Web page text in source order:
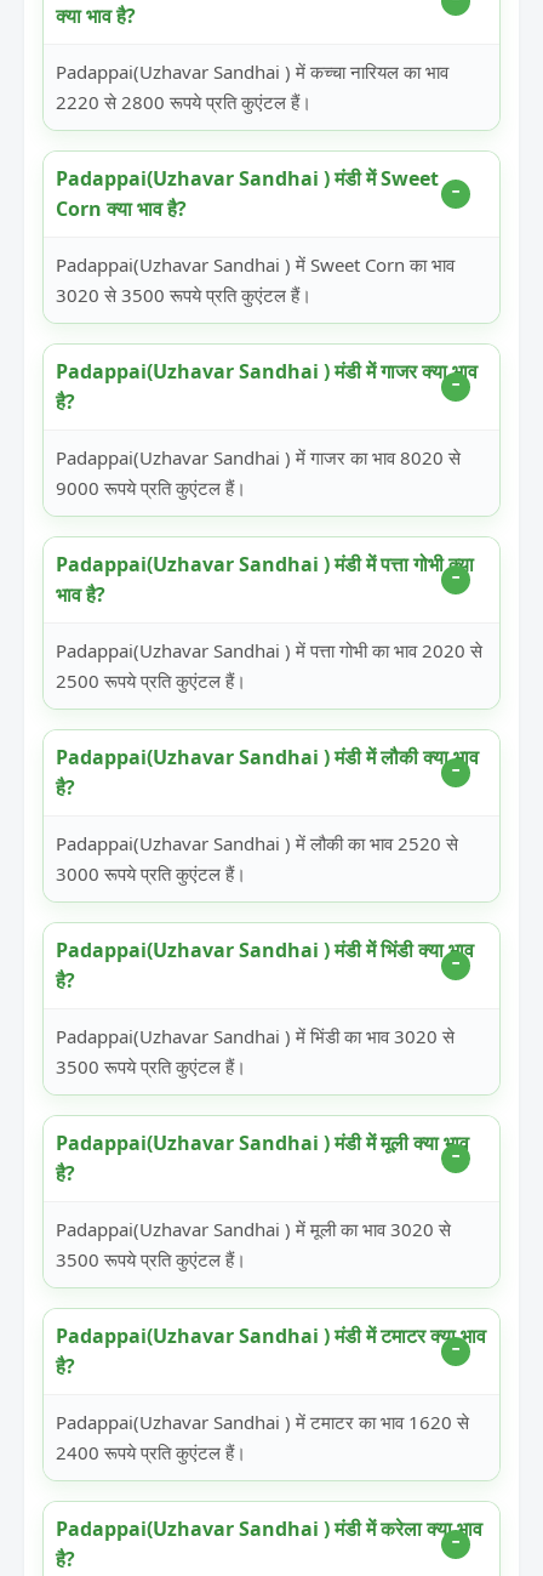
क्या भाव है?
Padappai(Uzhavar Sandhai ) में कच्चा नारियल का भाव
2220 से 2800 रूपये प्रति कुएंटल हैं।
Padappai(Uzhavar Sandhai ) मंडी में Sweet
Corn क्या भाव है?
Padappai(Uzhavar Sandhai ) में Sweet Corn का भाव
3020 से 3500 रूपये प्रति कुएंटल हैं।
Padappai(Uzhavar Sandhai ) मंडी में गाजर क्या भाव
है?
Padappai(Uzhavar Sandhai ) में गाजर का भाव 8020 से
9000 रूपये प्रति कुएंटल हैं।
Padappai(Uzhavar Sandhai ) मंडी में पत्ता गोभी क्या
भाव है?
Padappai(Uzhavar Sandhai ) में पत्ता गोभी का भाव 2020 से
2500 रूपये प्रति कुएंटल हैं।
Padappai(Uzhavar Sandhai ) मंडी में लौकी क्या भाव
है?
Padappai(Uzhavar Sandhai ) में लौकी का भाव 2520 से
3000 रूपये प्रति कुएंटल हैं।
Padappai(Uzhavar Sandhai ) मंडी में भिंडी क्या भाव
है?
Padappai(Uzhavar Sandhai ) में भिंडी का भाव 3020 से
3500 रूपये प्रति कुएंटल हैं।
Padappai(Uzhavar Sandhai ) मंडी में मूली क्या भाव
है?
Padappai(Uzhavar Sandhai ) में मूली का भाव 3020 से
3500 रूपये प्रति कुएंटल हैं।
Padappai(Uzhavar Sandhai ) मंडी में टमाटर क्या भाव
है?
Padappai(Uzhavar Sandhai ) में टमाटर का भाव 1620 से
2400 रूपये प्रति कुएंटल हैं।
Padappai(Uzhavar Sandhai ) मंडी में करेला क्या भाव
है?